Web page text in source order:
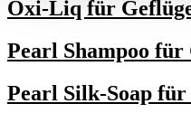
Oxi-Liq für
Pearl Shampoo für
Pearl Silk-Soap